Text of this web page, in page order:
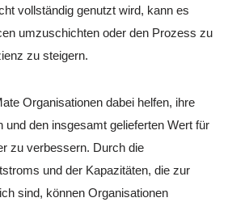
vollständig genutzt wird, kann es
umzuschichten oder den Prozess zu
zu steigern.
Organisationen dabei helfen, ihre
und den insgesamt gelieferten Wert für
zu verbessern. Durch die
und der Kapazitäten, die zur
sind, können Organisationen